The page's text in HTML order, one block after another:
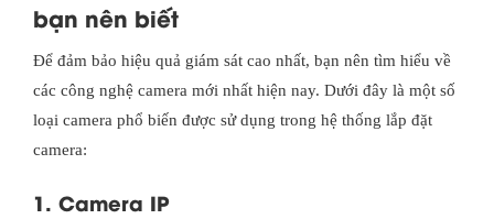
bạn nên biết
Để đảm bảo hiệu quả giám sát cao nhất, bạn nên tìm hiểu về
các công nghệ camera mới nhất hiện nay. Dưới đây là một số
loại camera phổ biến được sử dụng trong hệ thống lắp đặt
camera:
1. Camera IP